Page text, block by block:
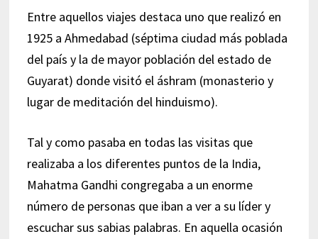
Entre aquellos viajes destaca uno que realizó en
1925 a Ahmedabad (séptima ciudad más poblada
del país y la de mayor población del estado de
Guyarat) donde visitó el áshram (monasterio y
lugar de meditación del hinduismo).
Tal y como pasaba en todas las visitas que
realizaba a los diferentes puntos de la India,
Mahatma Gandhi congregaba a un enorme
número de personas que iban a ver a su líder y
escuchar sus sabias palabras. En aquella ocasión